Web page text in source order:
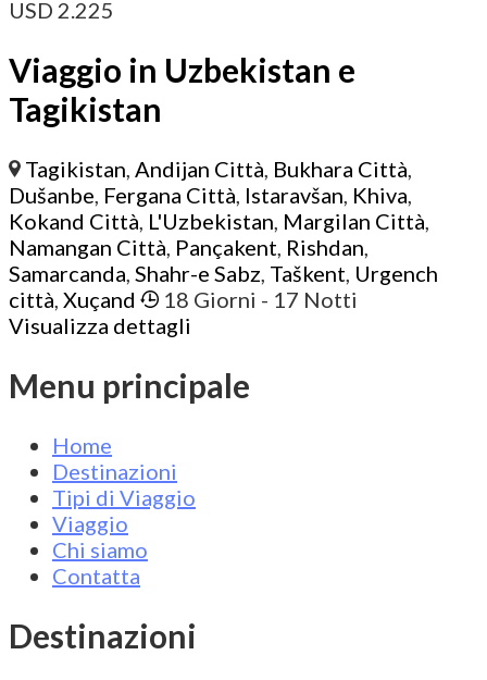
USD 2.225
Viaggio in Uzbekistan e
Tagikistan
Tagikistan,Andijan Città, Bukhara Città,
Dušanbe, Fergana Città, Istaravšan, Khiva,
Kokand Città, L'Uzbekistan, Margilan Città,
Namangan Città, Pançakent, Rishdan,
Samarcanda, Shahr-e Sabz, Taškent, Urgench
città, Xuçand 18 Giorni - 17 Notti
Visualizza dettagli
Menu principale
Home
Destinazioni
Tipi di Viaggio
Viaggio
Chi siamo
Contatta
Destinazioni